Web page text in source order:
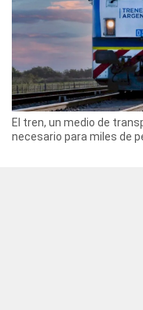
El tren, un medio de
necesario para miles de